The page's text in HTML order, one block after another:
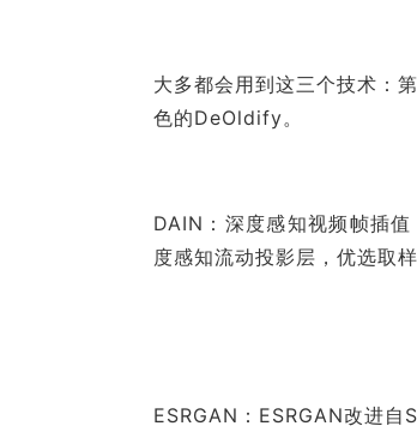
大多都会用到这三个技术：
色的DeOldify。
DAIN：深度感知视频帧插
度感知流动投影层，优选取
ESRGAN：ESRGAN改进自